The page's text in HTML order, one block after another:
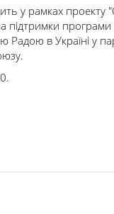
у рамках проекту
підтримки
в Україні у